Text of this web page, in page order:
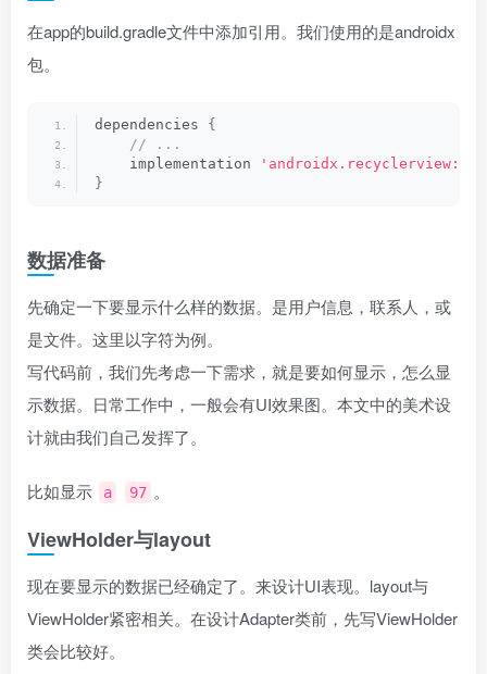
在app的build.gradle文件中添加引用。我们使用的是androidx
包。
dependencies {
// ...
    implementation
}
数据准备
先确定一下要显示什么样的数据。是用户信息，联系人，或
是文件。这里以字符为例。
写代码前，我们先考虑一下需求，就是要如何显示，怎么显
示数据。日常工作中，一般会有UI效果图。本文中的美术设
计就由我们自己发挥了。
比如显示 a 97 。
ViewHolder与layout
现在要显示的数据已经确定了。来设计UI表现。layout与
ViewHolder紧密相关。在设计Adapter类前，先写ViewHolder
类会比较好。